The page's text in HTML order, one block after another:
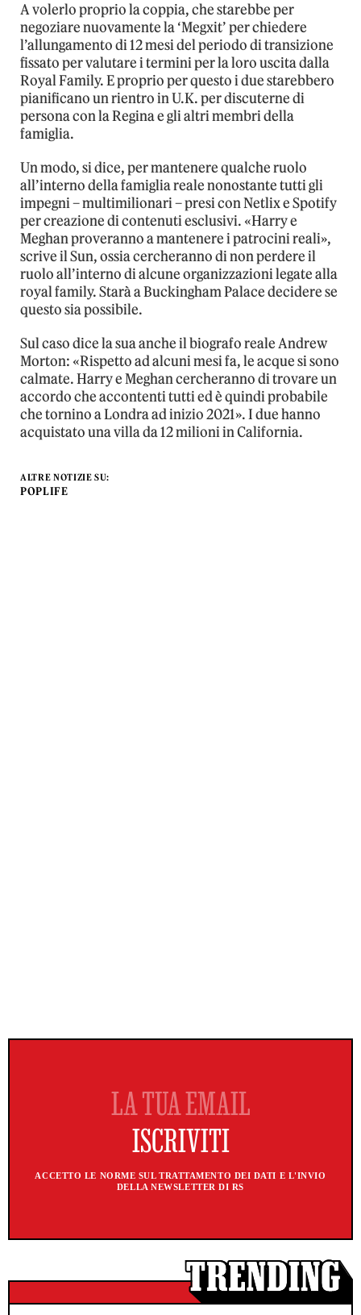
A volerlo proprio la coppia, che starebbe per
negoziare nuovamente la ‘Megxit’ per chiedere
l’allungamento di 12 mesi del periodo di transizione
fissato per valutare i termini per la loro uscita dalla
Royal Family. E proprio per questo i due starebbero
pianificano un rientro in U.K. per discuterne di
persona con la Regina e gli altri membri della
famiglia.
Un modo, si dice, per mantenere qualche ruolo
all’interno della famiglia reale nonostante tutti gli
impegni – multimilionari – presi con Netlix e Spotify
per creazione di contenuti esclusivi. «Harry e
Meghan proveranno a mantenere i patrocini reali»,
scrive il Sun, ossia cercheranno di non perdere il
ruolo all’interno di alcune organizzazioni legate alla
royal family. Starà a Buckingham Palace decidere se
questo sia possibile.
Sul caso dice la sua anche il biografo reale Andrew
Morton: «Rispetto ad alcuni mesi fa, le acque si sono
calmate. Harry e Meghan cercheranno di trovare un
accordo che accontenti tutti ed è quindi probabile
che tornino a Londra ad inizio 2021». I due hanno
acquistato una villa da 12 milioni in California.
ALTRE NOTIZIE SU:
POPLIFE
ACCETTO LE NORME SUL TRATTAMENTO DEI DATI E L'INVIO
DELLA NEWSLETTER DI RS